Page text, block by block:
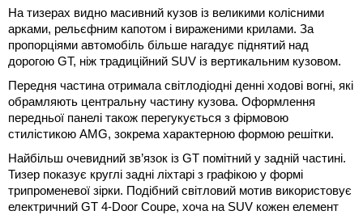
На тизерах видно масивний кузов із великими колісними
арками, рельєфним капотом і вираженими крилами. За
пропорціями автомобіль більше нагадує піднятий над
дорогою GT, ніж традиційний SUV із вертикальним кузовом.
Передня частина отримала світлодіодні денні ходові вогні, які
обрамляють центральну частину кузова. Оформлення
передньої панелі також перегукується з фірмовою
стилістикою AMG, зокрема характерною формою решітки.
Найбільш очевидний зв’язок із GT помітний у задній частині.
Тизер показує круглі задні ліхтарі з графікою у формі
трипроменевої зірки. Подібний світловий мотив використовує
електричний GT 4-Door Coupe, хоча на SUV кожен елемент